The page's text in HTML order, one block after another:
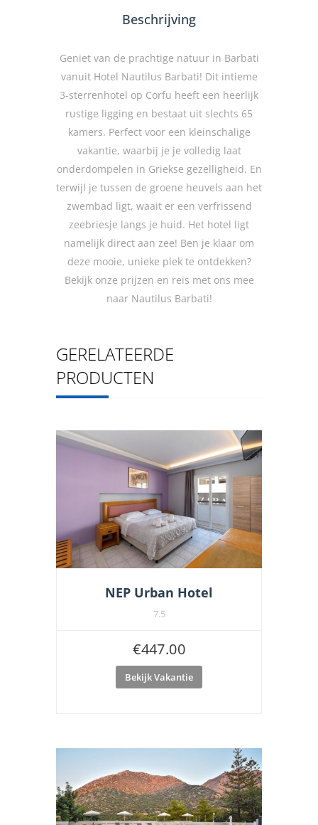
Beschrijving
Geniet van de prachtige natuur in Barbati
vanuit Hotel Nautilus Barbati! Dit intieme
3-sterrenhotel op Corfu heeft een heerlijk
rustige ligging en bestaat uit slechts 65
kamers. Perfect voor een kleinschalige
vakantie, waarbij je je volledig laat
onderdompelen in Griekse gezelligheid. En
terwijl je tussen de groene heuvels aan het
zwembad ligt, waait er een verfrissend
zeebriesje langs je huid. Het hotel ligt
namelijk direct aan zee! Ben je klaar om
deze mooie, unieke plek te ontdekken?
Bekijk onze prijzen en reis met ons mee
naar Nautilus Barbati!
GERELATEERDE
PRODUCTEN
NEP Urban Hotel
7.5
€447.00
Bekijk Vakantie